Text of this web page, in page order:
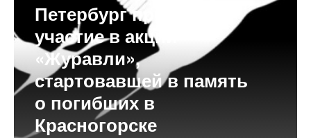
Петербург принял
участие в акции
«Журавли»,
стартовавшей в память
о погибших в
Красногорске